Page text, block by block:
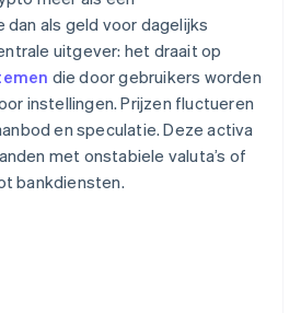
als geld voor dagelijks
uitgever: het draait op
die door gebruikers worden
instellingen. Prijzen fluctueren
en speculatie. Deze activa
met onstabiele valuta’s of
bankdiensten.